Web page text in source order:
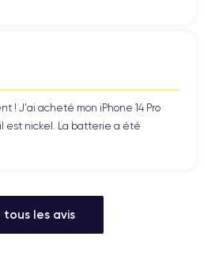
! J'ai acheté mon iPhone 14 Pro
est nickel. La batterie a été
tous les avis